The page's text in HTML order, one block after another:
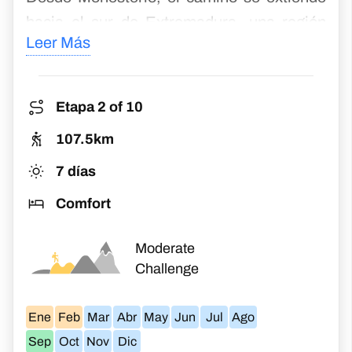
Dic
Merida to Cáceres
Explore Roman ruins and Spanish heritage, from
Desde €718